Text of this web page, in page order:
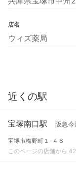
店名
ウィズ薬局
近くの駅
宝塚南口駅 阪急今
宝塚市梅野町１-４８
このページの店舗から